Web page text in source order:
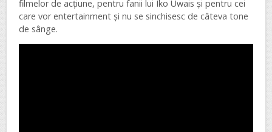
filmelor de acțiune, pentru fanii lui Iko Uwais și pentru cei
care vor entertainment și nu se sinchisesc de câteva tone
de sânge.